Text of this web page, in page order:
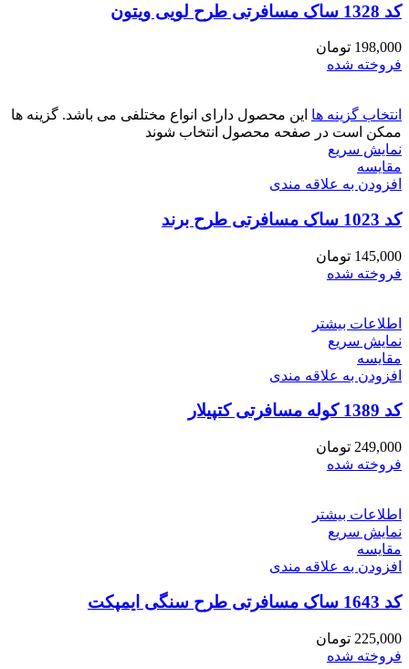
کد 1328 ساک مسافرتی طرح لویی ویتون
198,000 تومان
فروخته شده
انتخاب گزینه ها این محصول دارای انواع مختلفی می باشد. گزینه ها
ممکن است در صفحه محصول انتخاب شوند
نمایش سریع
مقايسه
افزودن به علاقه مندی
کد 1023 ساک مسافرتی طرح برند
145,000 تومان
فروخته شده
اطلاعات بیشتر
نمایش سریع
مقايسه
افزودن به علاقه مندی
کد 1389 کوله مسافرتی کتپیلار
249,000 تومان
فروخته شده
اطلاعات بیشتر
نمایش سریع
مقايسه
افزودن به علاقه مندی
کد 1643 ساک مسافرتی طرح سنگی ایمپکت
225,000 تومان
فروخته شده